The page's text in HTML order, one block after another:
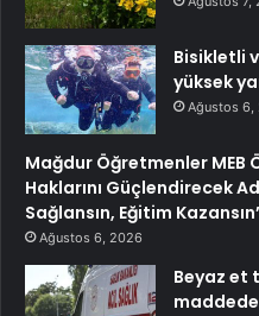
Bisikletli
yüksek
Ağustos 6,
Mağdur Öğretmenler MEB
Haklarını Güçlendirecek
Sağlansın, Eğitim
Ağustos 6, 2026
Beyaz et